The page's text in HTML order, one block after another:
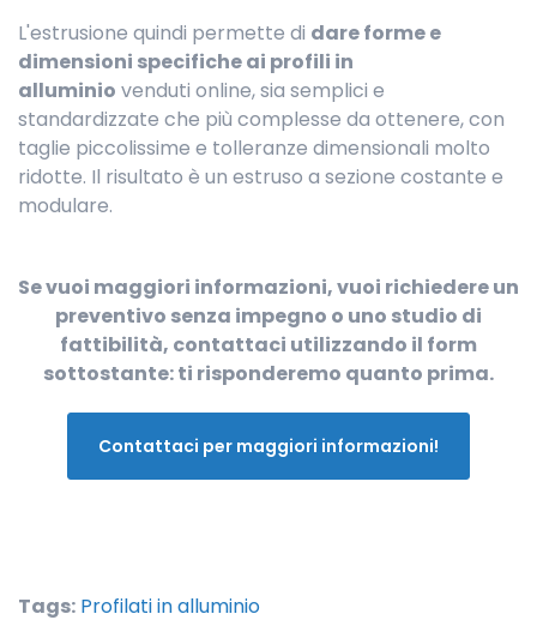
L'estrusione quindi permette di dare forme e
dimensioni specifiche ai profili in
alluminio venduti online, sia semplici e
standardizzate che più complesse da ottenere, con
taglie piccolissime e tolleranze dimensionali molto
ridotte. Il risultato è un estruso a sezione costante e
modulare.
Se vuoi maggiori informazioni, vuoi richiedere un
preventivo senza impegno o uno studio di
fattibilità, contattaci utilizzando il form
sottostante: ti risponderemo quanto prima.
Contattaci per maggiori informazioni!
Tags: Profilati in alluminio